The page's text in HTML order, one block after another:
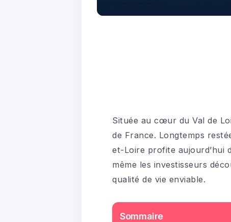
Située au cœur du Val de
de France. Longtemps
et-Loire profite aujourd’hui
même les investisseurs
qualité de vie enviable.
Sommaire